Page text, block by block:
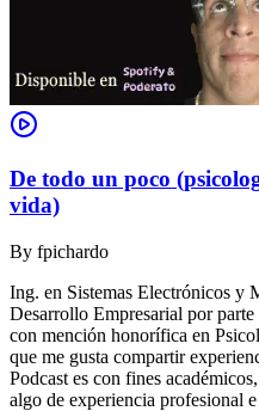
De todo un poco
vida)
By fpichardo
Ing. en Sistemas Electrónicos y
Desarrollo Empresarial por
con mención honorífica en
que me gusta compartir
Podcast es con fines
algo de experiencia profesional